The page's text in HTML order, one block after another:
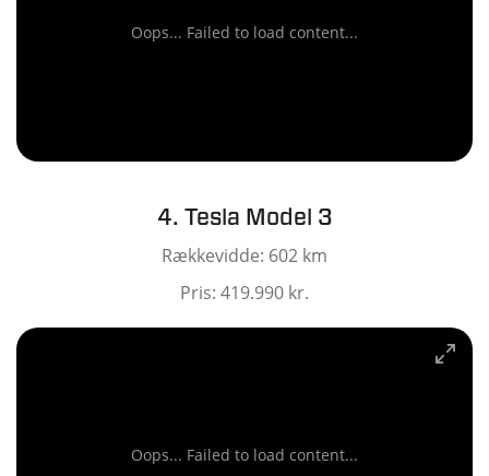
Oops... Failed to load content...
4. Tesla Model 3
Rækkevidde: 602 km
Pris: 419.990 kr.
Oops... Failed to load content...